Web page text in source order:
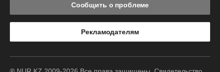
Сообщить о проблеме
Рекламодателям